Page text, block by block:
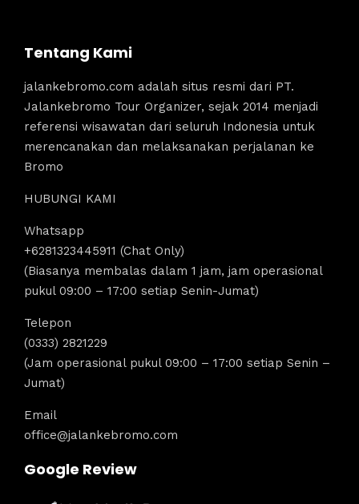
Tentang Kami
jalankebromo.com adalah situs resmi dari PT.
Jalankebromo Tour Organizer, sejak 2014 menjadi
referensi wisawatan dari seluruh Indonesia untuk
merencanakan dan melaksanakan perjalanan ke
Bromo
HUBUNGI KAMI
Whatsapp
+6281323445911 (Chat Only)
(Biasanya membalas dalam 1 jam, jam operasional
pukul 09:00 – 17:00 setiap Senin-Jumat)
Telepon
(0333) 2821229
(Jam operasional pukul 09:00 – 17:00 setiap Senin –
Jumat)
Email
office@jalankebromo.com
Google Review